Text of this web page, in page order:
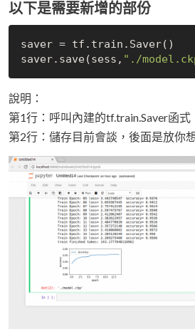
以下是需要新增的部份
saver = tf.train.Saver()
saver.save(sess, "./
說明：
第1行：呼叫內建的tf.train.Saver函式
第2行：儲存目前會談，後面是放你